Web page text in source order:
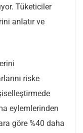
Tüketiciler
anlatır ve
riske
eylemlerinden
göre %40 daha